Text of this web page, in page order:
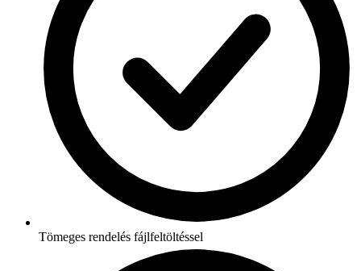
Tömeges rendelés fájlfeltöltéssel